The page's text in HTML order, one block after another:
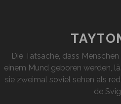
Die Tatsache, dass
einem Mund geboren werden,
sie zweimal soviel sehen als
de